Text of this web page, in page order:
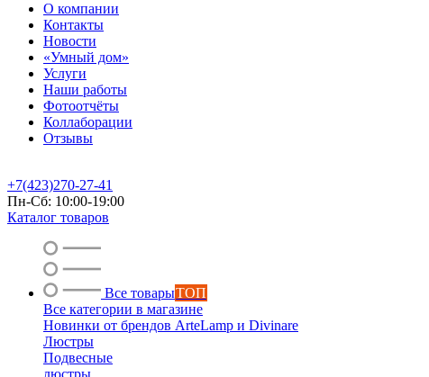
О компании
Контакты
Новости
«Умный дом»
Услуги
Наши работы
Фотоотчёты
Коллаборации
Отзывы
+7(423)270-27-41
Пн-Сб: 10:00-19:00
Каталог товаров
Все товарыТОП
Все категории в магазине
Новинки от брендов ArteLamp и Divinare
Люстры
Подвесные
люстры